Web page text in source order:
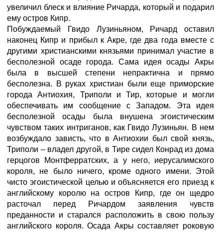
увеличил блеск и влияние Ричарда, который и подарил
ему остров Кипр.
Побуждаемый Гвидо Лузиньяном, Ричард оставил
наконец Кипр и прибыл к Акре, где два года вместе с
другими христианскими князьями принимал участие в
бесполезной осаде города. Сама идея осады Акры
была в высшей степени непрактична и прямо
бесполезна. В руках христиан были еще приморские
города Антиохия, Триполи и Тир, которые и могли
обеспечивать им сообщение с Западом. Эта идея
бесполезной осады была внушена эгоистическим
чувством таких интриганов, как Гвидо Лузиньян. В нем
возбуждало зависть, что в Антиохии был свой князь,
Триполи – владел другой, в Тире сидел Конрад из дома
герцогов Монтферратских, а у него, иерусалимского
короля, не было ничего, кроме одного имени. Этой
чисто эгоистической целью и объясняется его приезд к
английскому королю на остров Кипр, где он щедро
расточал перед Ричардом заявления чувств
преданности и старался расположить в свою пользу
английского короля. Осада Акры составляет роковую